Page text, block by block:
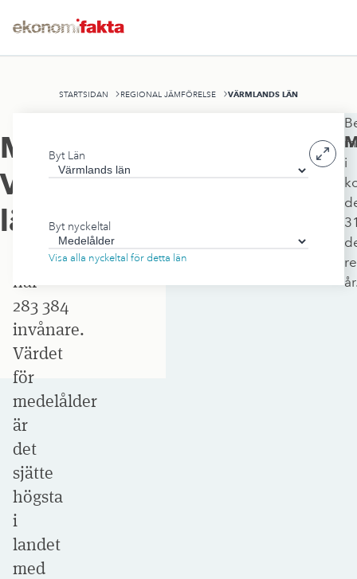
STARTSIDAN REGIONAL JÄMFÖRELSE VÄRMLANDS LÄN
Medelålder
Värmlands
län
omfattar
kvadratkilometer
har
283 384
invånare.
Värdet
för
medelålder
är
det
sjätte
högsta
i
landet
med
Byt Län
Byt nyckeltal
Visa alla nyckeltal för detta län
i